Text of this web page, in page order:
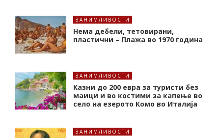
ЗАНИМЛИВОСТИ
Нема дебели, тетовирани,
пластични – Плажа во 1970 година
ЗАНИМЛИВОСТИ
Казни до 200 евра за туристи без
маици и во костими за капење во
село на езерото Комо во Италија
ЗАНИМЛИВОСТИ